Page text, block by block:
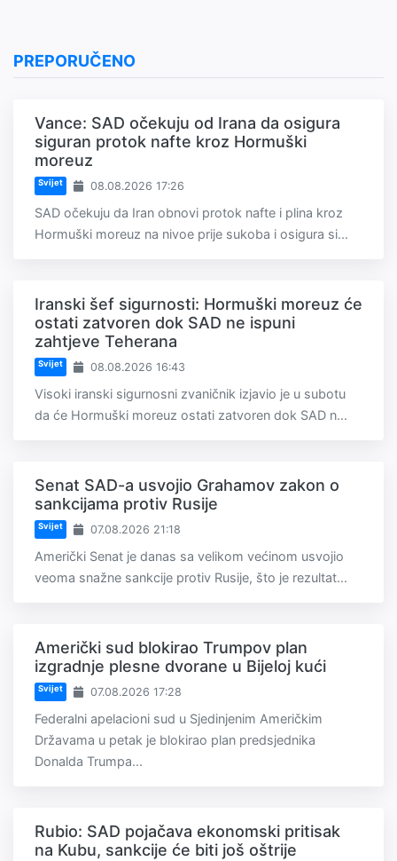
PREPORUČENO
Vance: SAD očekuju od Irana da osigura
siguran protok nafte kroz Hormuški
moreuz
Svijet 08.08.2026 17:26
SAD očekuju da Iran obnovi protok nafte i plina kroz
Hormuški moreuz na nivoe prije sukoba i osigura si...
Iranski šef sigurnosti: Hormuški moreuz će
ostati zatvoren dok SAD ne ispuni
zahtjeve Teherana
Svijet 08.08.2026 16:43
Visoki iranski sigurnosni zvaničnik izjavio je u subotu
da će Hormuški moreuz ostati zatvoren dok SAD n...
Senat SAD-a usvojio Grahamov zakon o
sankcijama protiv Rusije
Svijet 07.08.2026 21:18
Američki Senat je danas sa velikom većinom usvojio
veoma snažne sankcije protiv Rusije, što je rezultat...
Američki sud blokirao Trumpov plan
izgradnje plesne dvorane u Bijeloj kući
Svijet 07.08.2026 17:28
Federalni apelacioni sud u Sjedinjenim Američkim
Državama u petak je blokirao plan predsjednika
Donalda Trumpa...
Rubio: SAD pojačava ekonomski pritisak
na Kubu, sankcije će biti još oštrije